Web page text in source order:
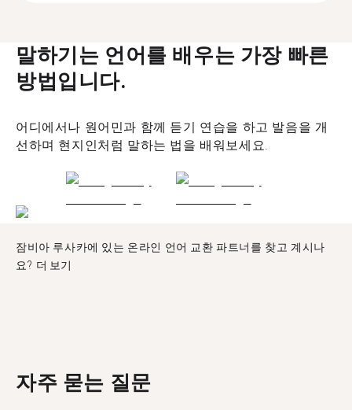
말하기는 언어를 배우는 가장 빠른
방법입니다.
어디에서나 원어민과 함께 듣기 연습을 하고 발음을 개
선하며 현지인처럼 말하는 법을 배워보세요.
잠비아 루사카에 있는 온라인 언어 교환 파트너를 찾고 계시나
요? 더 보기
자주 묻는 질문